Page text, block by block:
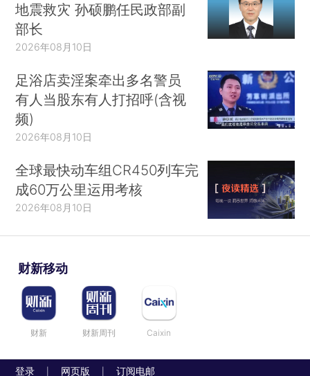
地震救灾 孙硕鹏任民政部副
部长
2026年08月10日
足浴店卖淫案牵出多名警员
有人当股东有人打招呼(含视
频)
2026年08月10日
全球最快动车组CR450列车完
成60万公里运用考核
2026年08月10日
财新移动
财新 财新周刊 Caixin
登录 网页版 订阅电邮